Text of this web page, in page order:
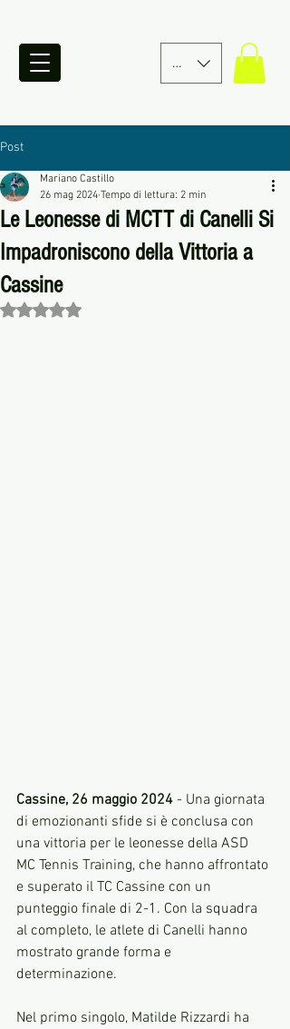
EUR (€)
Post
Le Leonesse di MCTT di Canelli Si
Impadroniscono della Vittoria a
Cassine
Mariano Castillo
26 mag 2024 Tempo di lettura: 2 min
Valutazione NaN stelle su 5.
Cassine, 26 maggio 2024 - Una giornata
di emozionanti sfide si è conclusa con
una vittoria per le leonesse della ASD
MC Tennis Training, che hanno affrontato
e superato il TC Cassine con un
punteggio finale di 2-1. Con la squadra
al completo, le atlete di Canelli hanno
mostrato grande forma e
determinazione.
Nel primo singolo, Matilde Rizzardi ha